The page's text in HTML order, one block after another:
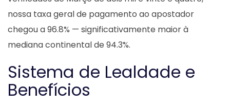
nossa taxa geral de pagamento ao apostador
chegou a 96.8% — significativamente maior à
mediana continental de 94.3%.
Sistema de Lealdade e
Benefícios